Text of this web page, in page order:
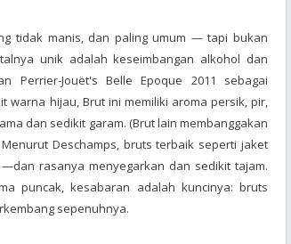
tidak manis, dan paling umum — tapi bukan
unik adalah keseimbangan alkohol dan
Perrier-Jouët's Belle Epoque 2011 sebagai
warna hijau, Brut ini memiliki aroma persik, pir,
dan sedikit garam. (Brut lain membanggakan
Deschamps, bruts terbaik seperti jaket
rasanya menyegarkan dan sedikit tajam.
puncak, kesabaran adalah kuncinya: bruts
sepenuhnya.